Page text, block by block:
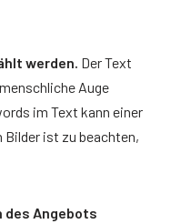
werden. Der Text
Auge
im Text kann einer
Bilder ist zu beachten,
des Angebots